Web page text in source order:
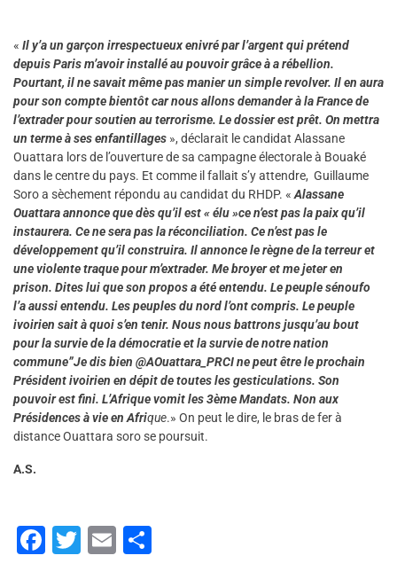
« Il y’a un garçon irrespectueux enivré par l’argent qui prétend
depuis Paris m’avoir installé au pouvoir grâce à a rébellion.
Pourtant, il ne savait même pas manier un simple revolver. Il en aura
pour son compte bientôt car nous allons demander à la France de
l’extrader pour soutien au terrorisme. Le dossier est prêt. On mettra
un terme à ses enfantillages », déclarait le candidat Alassane
Ouattara lors de l’ouverture de sa campagne électorale à Bouaké
dans le centre du pays. Et comme il fallait s’y attendre, Guillaume
Soro a sèchement répondu au candidat du RHDP. « Alassane
Ouattara annonce que dès qu’il est « élu »ce n’est pas la paix qu’il
instaurera. Ce ne sera pas la réconciliation. Ce n’est pas le
développement qu’il construira. Il annonce le règne de la terreur et
une violente traque pour m’extrader. Me broyer et me jeter en
prison. Dites lui que son propos a été entendu. Le peuple sénoufo
l’a aussi entendu. Les peuples du nord l’ont compris. Le peuple
ivoirien sait à quoi s’en tenir. Nous nous battrons jusqu’au bout
pour la survie de la démocratie et la survie de notre nation
commune”Je dis bien @AOuattara_PRCI ne peut être le prochain
Président ivoirien en dépit de toutes les gesticulations. Son
pouvoir est fini. L’Afrique vomit les 3ème Mandats. Non aux
Présidences à vie en Afrique.» On peut le dire, le bras de fer à
distance Ouattara soro se poursuit.
A.S.
F
T
E